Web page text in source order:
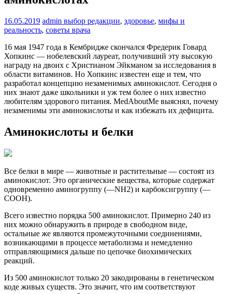
16.05.2019 admin выбор редакции, здоровье, мифы и
реальность, советы врача
16 мая 1947 года в Кембридже скончался Фредерик Говард
Хопкинс — нобелевский лауреат, получивший эту высокую
награду на двоих с Христианом Эйкманом за исследования в
области витаминов. Но Хопкинс известен еще и тем, что
разработал концепцию незаменимых аминокислот. Сегодня о
них знают даже школьники и уж тем более о них известно
любителям здорового питания. MedAboutMe выяснял, почему
незаменимы эти аминокислоты и как избежать их дефицита.
Аминокислоты и белки
Все белки в мире — животные и растительные — состоят из
аминокислот. Это органические вещества, которые содержат
одновременно аминогруппу (—NH2) и карбоксигруппу (—
COOH).
Всего известно порядка 500 аминокислот. Примерно 240 из
них можно обнаружить в природе в свободном виде,
остальные же являются промежуточными соединениями,
возникающими в процессе метаболизма и немедленно
отправляющимися дальше по цепочке биохимических
реакций.
Из 500 аминокислот только 20 закодированы в генетическом
коде живых существ. Это значит, что им соответствуют